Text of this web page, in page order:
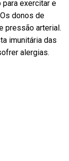
exercitar e
donos de
pressão arterial.
imunitária das
alergias.